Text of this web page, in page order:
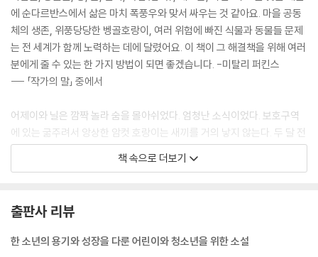
에 순다르반스에서 삶은 마치 폭풍우와 맞서 싸우는 것 같아요. 마을 공동
체의 생존, 위풍당당한 벵골호랑이, 여러 위험에 빠진 식물과 동물들 문제
는 전 세계가 함께 노력하는 데에 달렸어요. 이 책이 그 해결책을 위해 여러
분에게 줄 수 있는 한 가지 방법이 되면 좋겠습니다. -미탈리 퍼킨스
--- 「작가의 말」 중에서
어제이와 닐은 깜짝 놀라 숨을 몰아쉬었다. 엄청난 소식이었다. 보호구역
에 있는 굶주려서 앙상한 암컷 호랑이는 새끼를 거의 낳지 않는다. 두 달 전
쯤, 호랑이 새끼 세 마리가 태어났을 때, 순찰대가 사람들이 살고 있는 섬들
을 일일이 찾아가 소식을 전해 주었다.
과 꽃을 바쳤다.
책 속으로 더보기
출판사 리뷰
한 소년의 용기와 성장을 다룬 어린이와 청소년을 위한 소설